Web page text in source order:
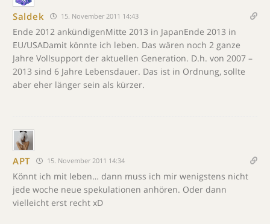
Saldek 15. November 2011 14:43
Ende 2012 ankündigenMitte 2013 in JapanEnde 2013 in
EU/USADamit könnte ich leben. Das wären noch 2 ganze
Jahre Vollsupport der aktuellen Generation. D.h. von 2007 –
2013 sind 6 Jahre Lebensdauer. Das ist in Ordnung, sollte
aber eher länger sein als kürzer.
APT 15. November 2011 14:34
Könnt ich mit leben… dann muss ich mir wenigstens nicht
jede woche neue spekulationen anhören. Oder dann
vielleicht erst recht xD